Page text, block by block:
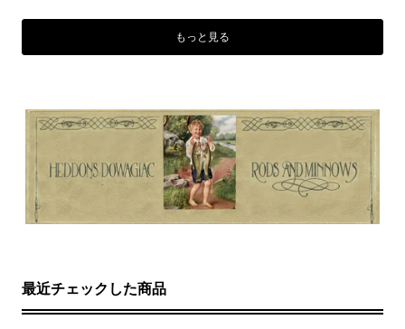
もっと見る
最近チェックした商品